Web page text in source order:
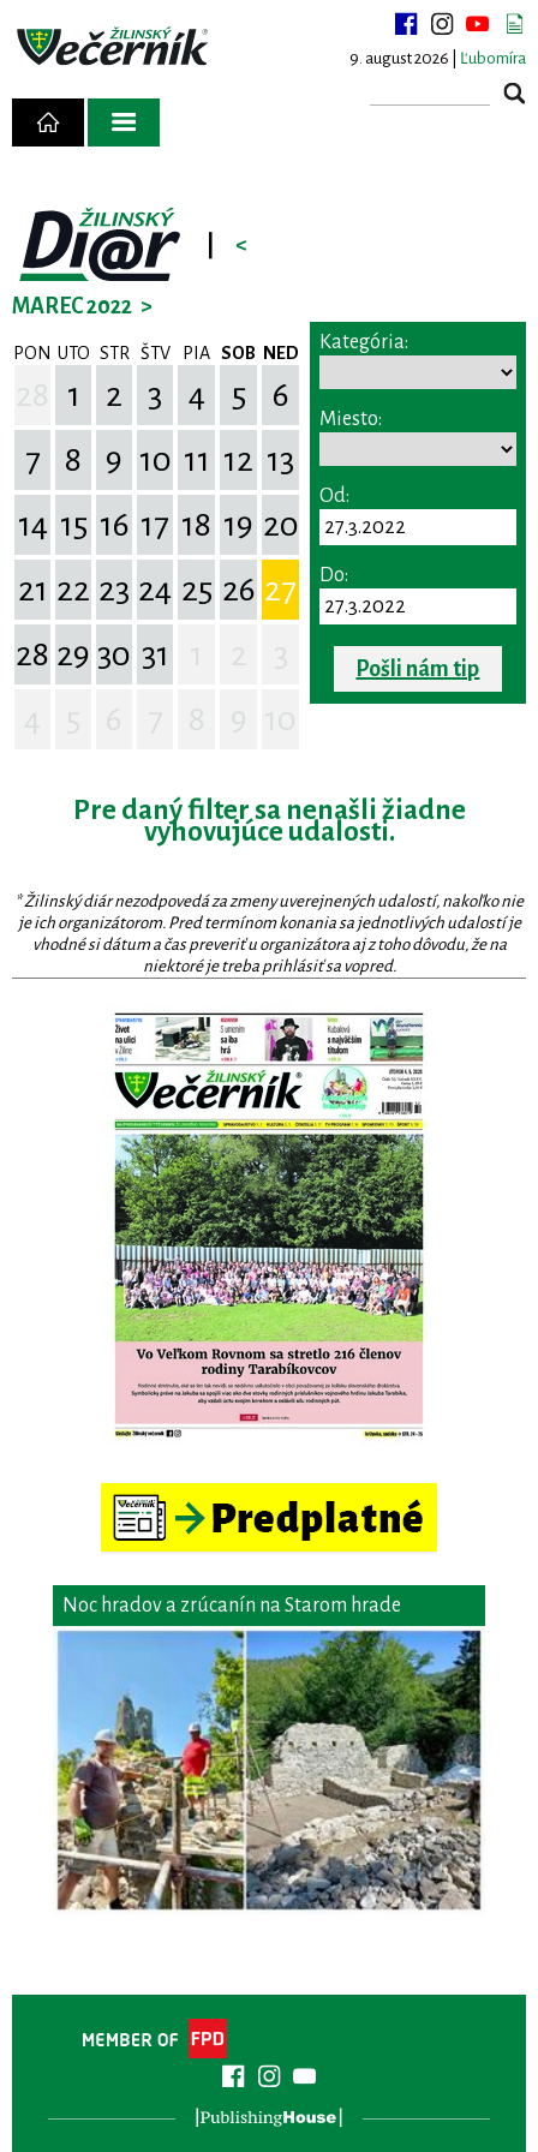
9. august 2026 | Ľubomíra
<
MAREC 2022 >
PON UTO STR ŠTV PIA SOB NED
1 2 3 4 5
6
7
8 9 10 11 12 13
14 15 16 17 18 19 20
21 22 23 24 25 26 27
28 29 30 31
Kategória:
Miesto:
Od:
Do:
Pošli nám tip
Pre daný filter sa nenašli žiadne
vyhovujúce udalosti.
* Žilinský diár nezodpovedá za zmeny uverejnených udalostí, nakoľko nie
je ich organizátorom. Pred termínom konania sa jednotlivých udalostí je
vhodné si dátum a čas preveriť u organizátora aj z toho dôvodu, že na
niektoré je treba prihlásiť sa vopred.
Noc hradov a zrúcanín na Starom hrade